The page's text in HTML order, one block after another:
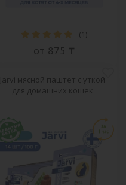
( 1)
от 875 ₸
Jarvi мясной паштет с уткой
для домашних кошек